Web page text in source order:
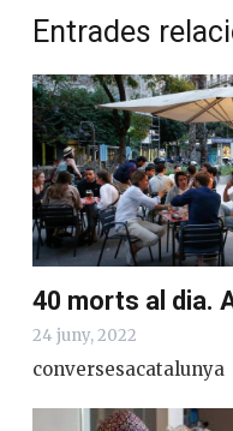
Entrades
40 morts al dia.
24 juny, 2022
conversesacatalunya